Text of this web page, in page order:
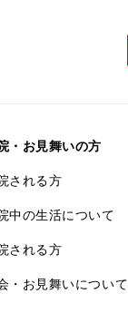
・お見舞いの方
される方
中の生活について
される方
・お見舞いについて